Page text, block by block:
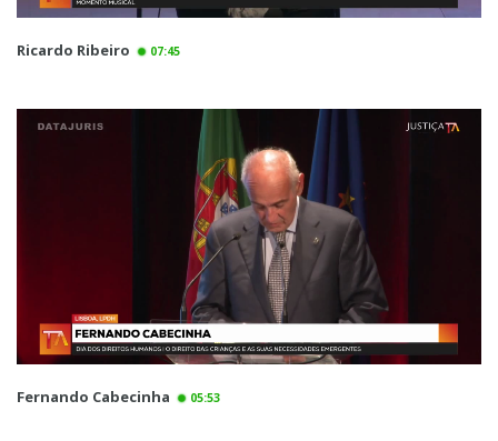
Ricardo Ribeiro 07:45
Fernando Cabecinha 05:53